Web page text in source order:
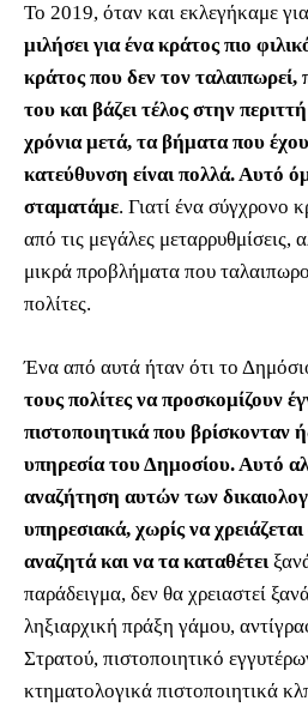
Το 2019, όταν και εκλεγήκαμε
μιλήσει για ένα κράτος πιο
κράτος που δεν τον ταλαιπωρεί,
του και βάζει τέλος στην
χρόνια μετά, τα βήματα που
κατεύθυνση είναι πολλά. Αυτό
σταματάμε. Γιατί ένα σύγχρονο
από τις μεγάλες μεταρρυθμίσεις,
μικρά προβλήματα που
πολίτες.
Ένα από αυτά ήταν ότι το
τους πολίτες να προσκομίζουν
πιστοποιητικά που βρίσκονταν
υπηρεσία του Δημοσίου. Αυτό
αναζήτηση αυτών των
υπηρεσιακά, χωρίς να
αναζητά και να τα καταθέτει
παράδειγμα, δεν θα χρειαστεί
ληξιαρχική πράξη γάμου,
Στρατού, πιστοποιητικό
κτηματολογικά πιστοποιητικά